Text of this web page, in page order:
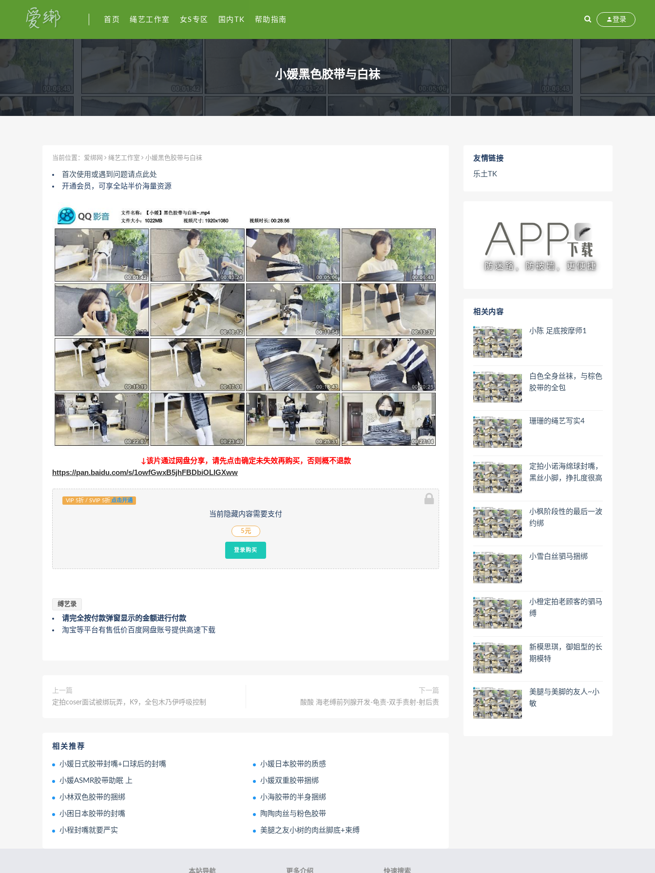
首页 绳艺工作室 女S专区 国内TK 帮助指南 登录
小媛黑色胶带与白袜
当前位置： 爱绑网 绳艺工作室 小媛黑色胶带与白袜
首次使用或遇到问题请点此处
开通会员，可享全站半价海量资源
↓该片通过网盘分享，请先点击确定未失效再购买，否则概不退款
https://pan.baidu.com/s/1owfGwxB5jhFBDbiOLlGXww
VIP 5折 / SVIP 5折 点击开通
当前隐藏内容需要支付
5元
登录购买
缚艺录
请完全按付款弹窗显示的金额进行付款
淘宝等平台有售低价百度网盘账号提供高速下载
上一篇
定拍coser面试被绑玩弄，K9，全包木乃伊呼吸控制
下一篇
酸酸 海老缚前列腺开发-龟责-双手责射-射后责
相关推荐
小媛日式胶带封嘴+口球后的封嘴 小媛日本胶带的质感
小媛ASMR胶带助眠 上 小媛双重胶带捆绑
小林双色胶带的捆绑 小海胶带的半身捆绑
小困日本胶带的封嘴 陶陶肉丝与粉色胶带
小程封嘴就要严实 美腿之友小树的肉丝脚底+束缚
友情链接
乐土TK
相关内容
小陈 足底按摩师1
白色全身丝袜，与棕色
胶带的全包
珊珊的绳艺写实4
定拍小诺海绵球封嘴，
黑丝小脚，挣扎度很高
小枫阶段性的最后一波
约绑
小雪白丝驷马捆绑
小橙定拍老顾客的驷马
缚
新模思琪，御姐型的长
期模特
美腿与美脚的友人~小
敏